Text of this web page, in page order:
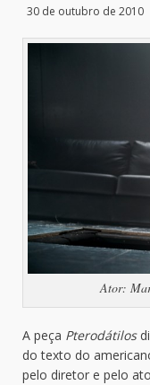
30 de outubro de 2010
Ator:
A peça Pterodátilos
do texto do
pelo diretor e pelo